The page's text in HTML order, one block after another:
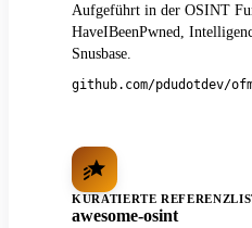
Aufgeführt in der OSINT
HaveIBeenPwned,
Snusbase.
github.com/pdudotdev/
KURATIERTE
awesome-osint